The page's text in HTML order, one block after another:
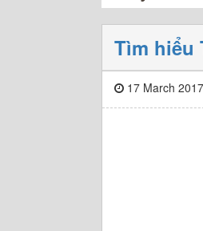
Tìm hiểu
17 March 2017